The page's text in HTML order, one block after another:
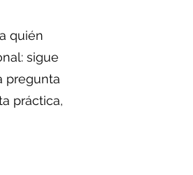
quién
sigue
pregunta
práctica,